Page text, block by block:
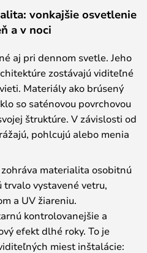
vonkajšie osvetlenie
a v noci
aj pri dennom svetle. Jeho
zostávajú viditeľné
Materiály ako brúsený
so saténovou povrchovou
štruktúre. V závislosti od
pohlcujú alebo menia
materialita osobitnú
vystavené vetru,
a UV žiareniu.
kontrolovanejšie a
efekt dlhé roky. To je
miest inštalácie: